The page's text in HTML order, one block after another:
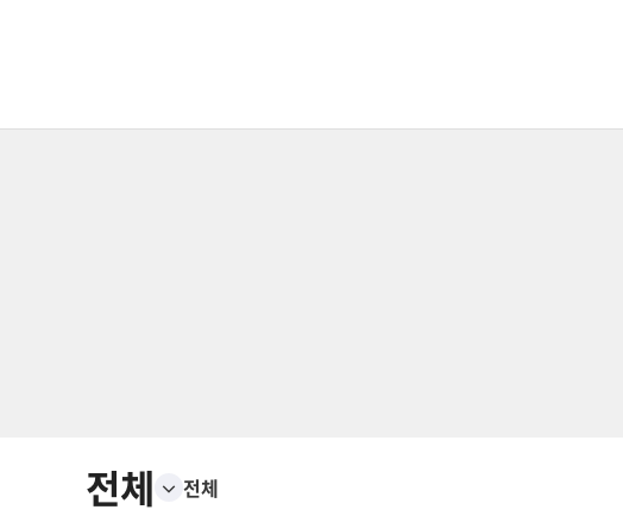
전체 전체